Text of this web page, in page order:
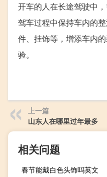
开车的人在长途驾驶中
驾车过程中保持车内的
件、挂饰等，增添车内
验。
上一篇
山东人在哪里过年最多
相关问题
春节能戴白色头饰吗英文